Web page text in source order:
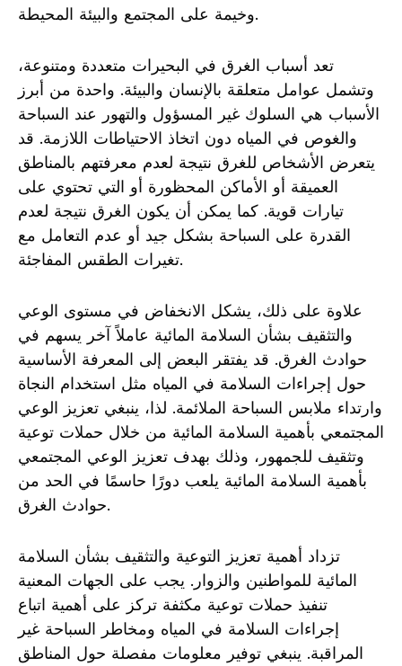
وخيمة على المجتمع والبيئة المحيطة.
تعد أسباب الغرق في البحيرات متعددة ومتنوعة،
وتشمل عوامل متعلقة بالإنسان والبيئة. واحدة من أبرز
الأسباب هي السلوك غير المسؤول والتهور عند السباحة
والغوص في المياه دون اتخاذ الاحتياطات اللازمة. قد
يتعرض الأشخاص للغرق نتيجة لعدم معرفتهم بالمناطق
العميقة أو الأماكن المحظورة أو التي تحتوي على
تيارات قوية. كما يمكن أن يكون الغرق نتيجة لعدم
القدرة على السباحة بشكل جيد أو عدم التعامل مع
تغيرات الطقس المفاجئة.
علاوة على ذلك، يشكل الانخفاض في مستوى الوعي
والتثقيف بشأن السلامة المائية عاملاً آخر يسهم في
حوادث الغرق. قد يفتقر البعض إلى المعرفة الأساسية
حول إجراءات السلامة في المياه مثل استخدام النجاة
وارتداء ملابس السباحة الملائمة. لذا، ينبغي تعزيز الوعي
المجتمعي بأهمية السلامة المائية من خلال حملات توعية
وتثقيف للجمهور، وذلك بهدف تعزيز الوعي المجتمعي
بأهمية السلامة المائية يلعب دورًا حاسمًا في الحد من
حوادث الغرق.
تزداد أهمية تعزيز التوعية والتثقيف بشأن السلامة
المائية للمواطنين والزوار. يجب على الجهات المعنية
تنفيذ حملات توعية مكثفة تركز على أهمية اتباع
إجراءات السلامة في المياه ومخاطر السباحة غير
المراقبة. ينبغي توفير معلومات مفصلة حول المناطق